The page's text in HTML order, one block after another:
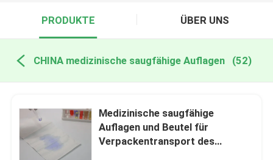
PRODUKTE ÜBER UNS
CHINA medizinische saugfähige Auflagen (52)
Medizinische saugfähige
Auflagen und Beutel für
Verpackentransport des